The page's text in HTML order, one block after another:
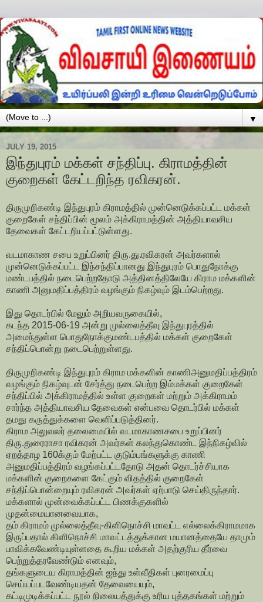
▼
JULY 19, 2015
இந்துபுரம் மக்கள் சந்திப்பு. கிராமத்தின்
குறைகள் கேட்டறிந்த ரவிகரன்.
திருமுறிகண்டி இந்துபுரம் கிராமத்தில் முன்னெடுக்கப்பட்ட மக்கள்
குறைகேள் சந்திப்பின் மூலம் அக்கிராமத்தின் அத்தியாவசிய
தேவைகள் கேட்டறியப்பட்டுள்ளது.
வடமாகாண சபை உறுப்பினர் திரு.து.ரவிகரன் அவர்களால்
முன்னெடுக்கப்பட்ட இந்சந்திப்பானது இந்துபுரம் பொதுநோக்கு
மண்டபத்தில் நடைபெற்றதோடு அத்தினத்திலேயே கிராம மக்களின்
காணி அனுமதிப்பத்திரம் வழங்கும் நிகழ்வும் இடம்பெற்றது.
இது தொடர்பில் மேலும் அறியவருகையில்,
கடந்த 2015-06-19 அன்று முல்லைத்தீவு இந்துபுரத்தில்
அமைந்துள்ள பொதுநோக்குமண்டபத்தில் மக்கள் குறைகேள்
சந்திப்பொன்று நடைபெற்றுள்ளது.
திருமுறிகண்டி இந்துபுரம் கிராம மக்களின் காணிஅனுமதிப்பத்திரம்
வழங்கும் நிகழ்வுடன் சேர்த்து நடைபெற்ற இம்மக்கள் குறைகேள்
சந்திப்பில் அக்கிராமத்தில் உள்ள குறைகள் மற்றும் அக்கிராமம்
சார்ந்த அத்தியாவசிய தேவைகள் என்பவை தொடர்பில் மக்கள்
தமது கருத்துக்களை வெளிப்படுத்தினர்.
கிராம அலுவலர் தலைமையில் வடமாகாணசபை உறுப்பினர்
திரு.துரைராசா ரவிகரன் அவர்கள் கலந்துகொண்ட இந்நிகழ்வில்
ஏறத்தாழ 160க்கும் மேற்பட்ட குடும்பங்களுக்கு காணி
அனுமதிப்பத்திரம் வழங்கப்பட்டதோடு அதன் தொடர்ச்சியாக
மக்களின் குறைகளை கேட்கும் விதத்தில் குறைகேள்
சந்திப்பொன்றையும் ரவிகரன் அவர்கள் ஏற்பாடு செய்திருந்தார்.
மக்களால் முன்வைக்கப்பட்ட பிணக்குகளில்
முதன்மையானவையாக,
தம் கிராமம் முல்லைத்தீவு-கிளிநொச்சி மாவட்ட எல்லைக்கிராமமாக
இருப்பதால் கிளிநொச்சி மாவட்டத்துக்கான மயானத்தையே தாமும்
பாவிக்கவேண்டியுள்ளதை கூறிய மக்கள் அதற்குரிய தீர்வை
பெற்றுத்தரவேண்டும் எனவும்,
தங்களுடைய கிராமத்தின் ஐந்து உள்வீதிகள் புனரமைப்பு
செய்யப்படவேண்டியதன் தேவையையும்,
கட்டிமுடிக்கப்பட்ட நூல் நிலையத்துக்கு உரிய புத்தகங்கள் மற்றும்